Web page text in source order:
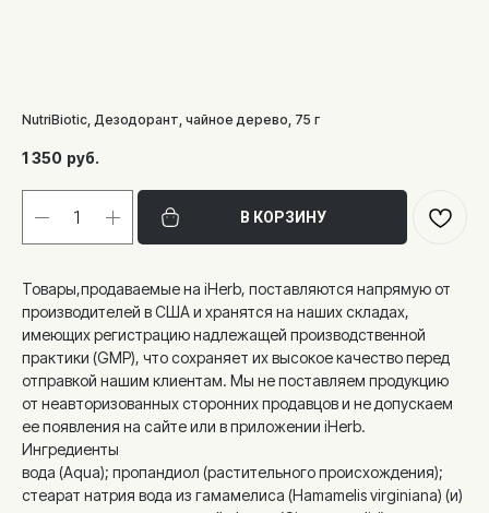
NutriBiotic, Дезодорант, чайное дерево, 75 г
1 350 руб.
В КОРЗИНУ
Товары,продаваемые на iHerb, поставляются напрямую от
производителей в США и хранятся на наших складах,
имеющих регистрацию надлежащей производственной
практики (GMP), что сохраняет их высокое качество перед
отправкой нашим клиентам. Мы не поставляем продукцию
от неавторизованных сторонних продавцов и не допускаем
ее появления на сайте или в приложении iHerb.
Ингредиенты
вода (Aqua); пропандиол (растительного происхождения);
стеарат натрия вода из гамамелиса (Hamamelis virginiana) (и)